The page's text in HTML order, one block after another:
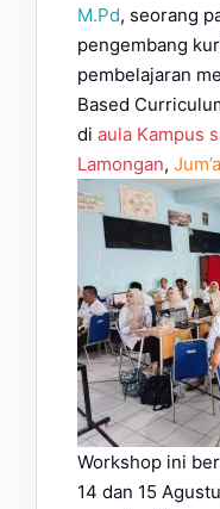
M.Pd, seorang
pengembang
pembelajaran
Based
di aula Kampus
Lamongan,
Workshop ini
14 dan 15